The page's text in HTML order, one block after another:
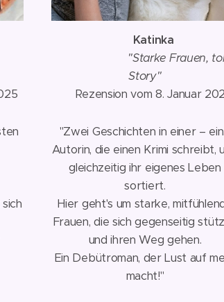
Katinka
"Starke Frauen,
Story"
📅 Rezension vom 8. Januar
"Zwei Geschichten in einer –
Autorin, die einen Krimi schreibt,
gleichzeitig ihr eigenes Leben
sortiert.
Hier geht's um starke,
Frauen, die sich gegenseitig
und ihren Weg gehen.
Ein Debütroman, der Lust auf
macht!"